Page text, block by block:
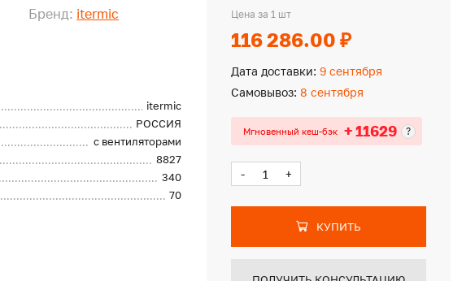
Бренд: itermic
itermic
РОССИЯ
с вентиляторами
8827
340
70
Цена за 1 шт
116 286.00 ₽
Дата доставки: 9 сентября
Самовывоз: 8 сентября
Мгновенный кеш-бэк + 11629 ?
- +
КУПИТЬ